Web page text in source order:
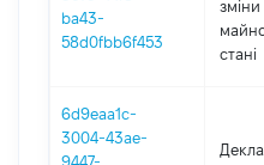
ba43-
58d0fbb6f453
стані
6d9eaa1c-
3004-43ae-
9447-